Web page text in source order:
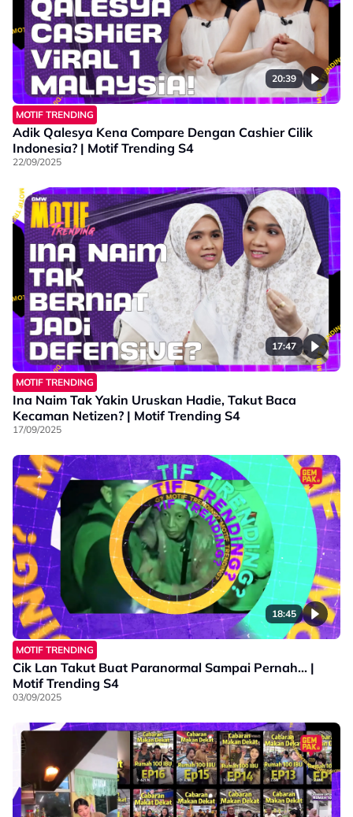
20:39
MOTIF TRENDING
Adik Qalesya Kena Compare Dengan Cashier Cilik
Indonesia? | Motif Trending S4
22/09/2025
17:47
MOTIF TRENDING
Ina Naim Tak Yakin Uruskan Hadie, Takut Baca
Kecaman Netizen? | Motif Trending S4
17/09/2025
18:45
MOTIF TRENDING
Cik Lan Takut Buat Paranormal Sampai Pernah... |
Motif Trending S4
03/09/2025